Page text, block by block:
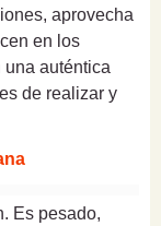
aprovecha
en los
una auténtica
de realizar y
Es pesado,